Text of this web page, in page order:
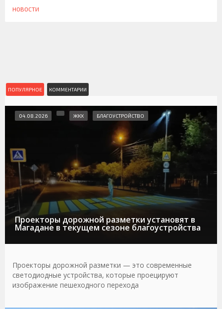
НОВОСТИ
ПОПУЛЯРНОЕ КОММЕНТАРИИ
Проекторы дорожной разметки установят в
Магадане в текущем сезоне благоустройства
04.08.2026 ЖКХ БЛАГОУСТРОЙСТВО
Проекторы дорожной разметки — это современные
светодиодные устройства, которые проецируют
изображение пешеходного перехода